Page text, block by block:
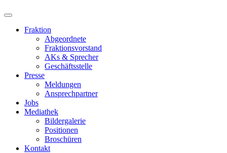
Fraktion
Abgeordnete
Fraktions­vorstand
AKs & Sprecher
Geschäftsstelle
Presse
Meldungen
Ansprechpartner
Jobs
Mediathek
Bildergalerie
Positionen
Broschüren
Kontakt